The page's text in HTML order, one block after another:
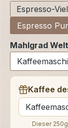
Espresso-
Espresso Pur
Mahlgrad
Kaffee
auswählen
Dieser